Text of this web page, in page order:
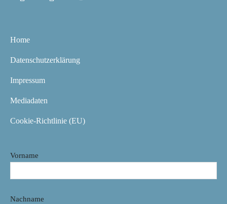
Home
Datenschutzerklärung
Impressum
Mediadaten
Cookie-Richtlinie (EU)
Vorname
Nachname